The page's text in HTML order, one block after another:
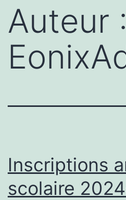
Auteur :
Inscriptions
scolaire